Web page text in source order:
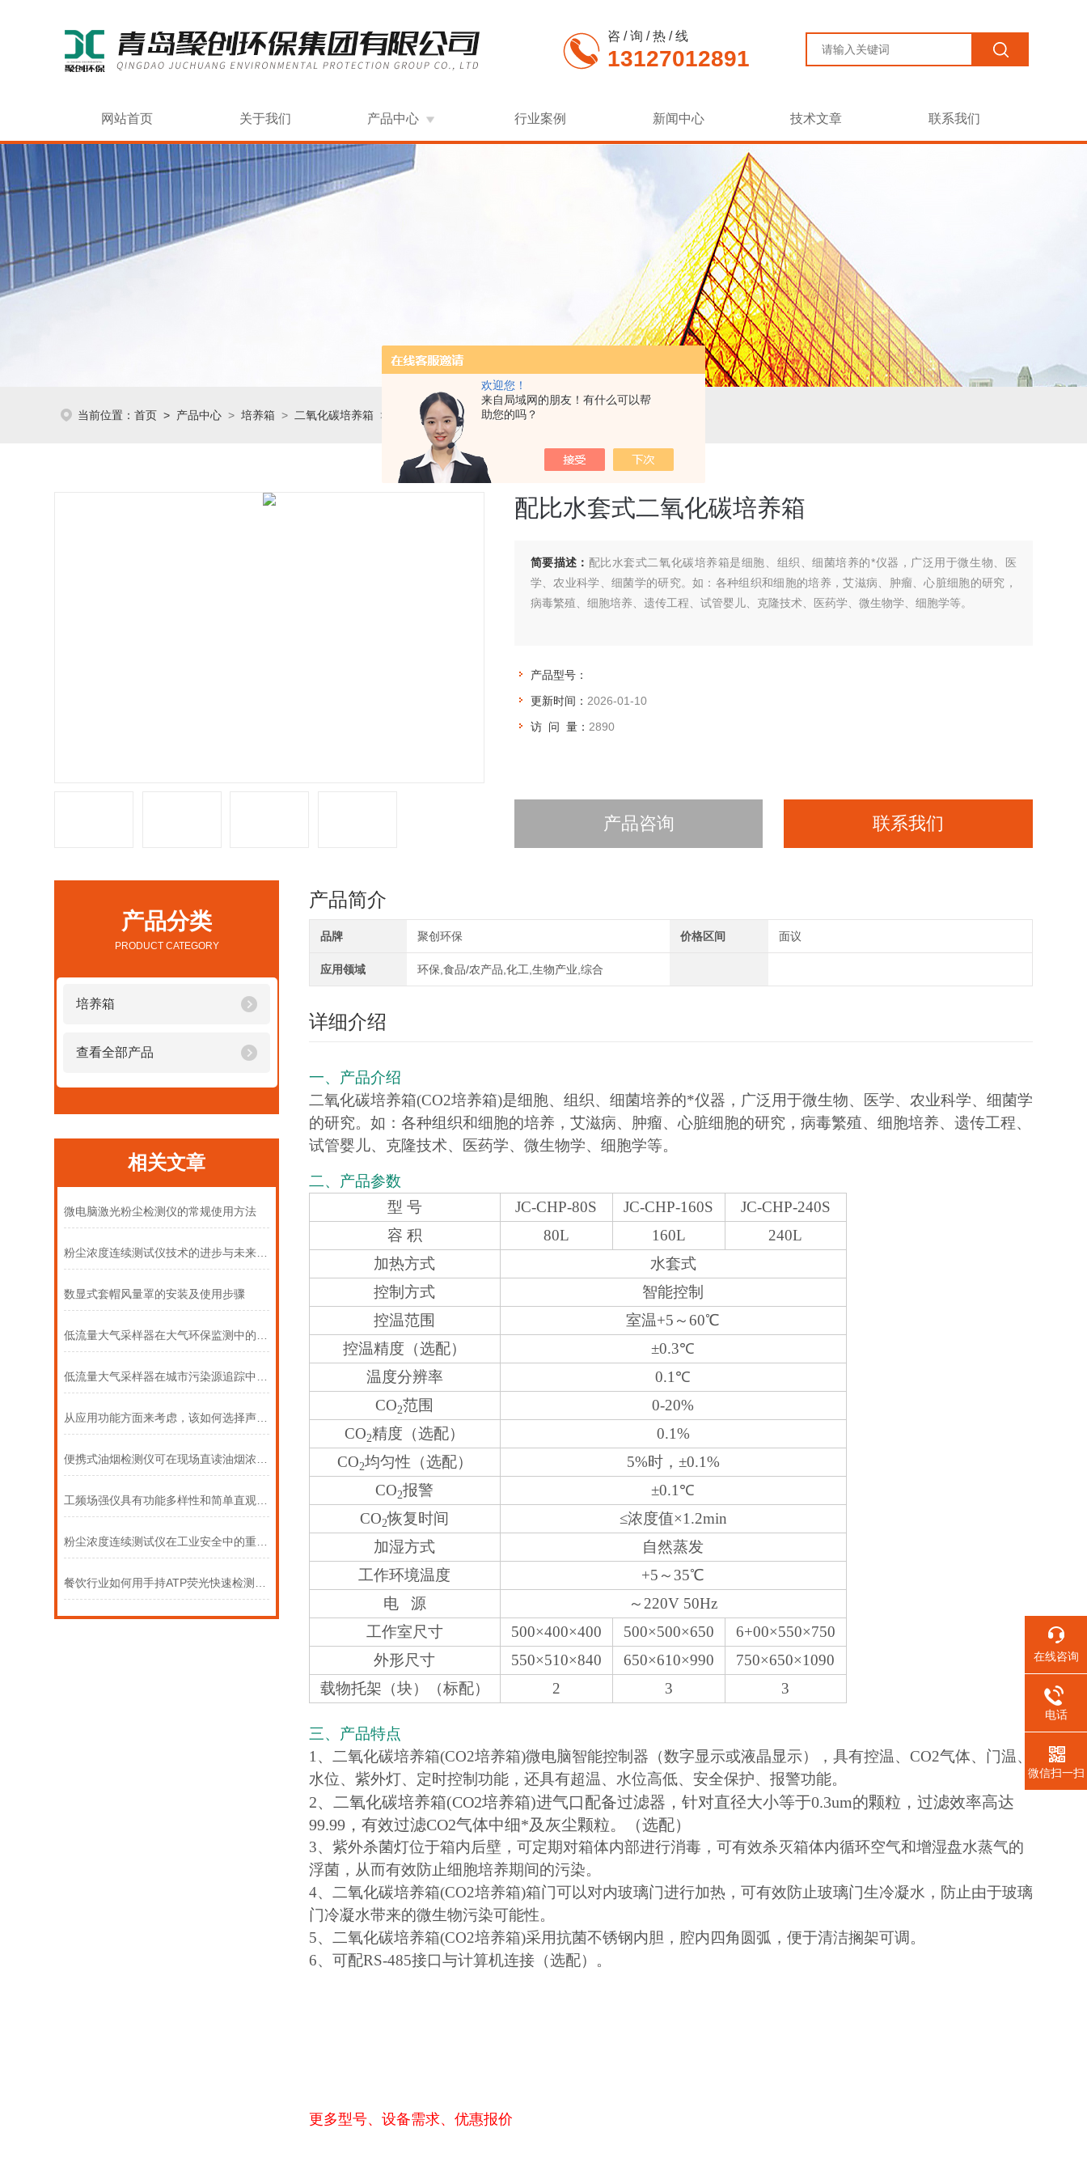
欢迎您！
来自局域网的朋友！有什么可以帮
助您的吗？
咨 / 询 / 热 / 线
13127012891
网站首页 关于我们 产品中心 行业案例 新闻中心 技术文章 联系我们
当前位置： 首页 > 产品中心 > 培养箱 > 二氧化碳培养箱 > 配比水套式二氧化碳培养箱
配比水套式二氧化碳培养箱
简要描述： 配比水套式二氧化碳培养箱是细胞、组织、细菌培养的*仪器，广泛用于微生物、医
学、农业科学、细菌学的研究。如：各种组织和细胞的培养，艾滋病、肿瘤、心脏细胞的研究，
病毒繁殖、细胞培养、遗传工程、试管婴儿、克隆技术、医药学、微生物学、细胞学等。
产品型号：
更新时间： 2026-01-10
访 问 量： 2890
产品咨询 联系我们
产品分类
PRODUCT CATEGORY
培养箱
查看全部产品
相关文章
微电脑激光粉尘检测仪的常规使用方法
数显式套帽风量罩的安装及使用步骤
产品简介
品牌 聚创环保 价格区间 面议
应用领域 环保,食品/农产品,化工,生物产业,综合
详细介绍
一、产品介绍
二氧化碳培养箱(CO2培养箱)是细胞、组织、细菌培养的*仪器，广泛用于微生物、医学、农业科学、细菌学
的研究。如：各种组织和细胞的培养，艾滋病、肿瘤、心脏细胞的研究，病毒繁殖、细胞培养、遗传工程、
试管婴儿、克隆技术、医药学、微生物学、细胞学等。
二、产品参数
型 号
JC-CHP-80S JC-CHP-160S
JC-CHP-240S
容 积
80L 160L
240L
加热方式
水套式
控制方式
智能控制
控温范围
室温+5～60℃
控温精度（选配）
±0.3℃
温度分辨率
0.1℃
CO2范围
0-20%
CO2精度（选配）
0.1%
CO2均匀性（选配）
5%时，±0.1%
CO2报警
±0.1℃
CO2恢复时间
≤浓度值×1.2min
加湿方式
自然蒸发
工作环境温度
+5～35℃
电 源
～220V 50Hz
工作室尺寸
500×400×400 500×500×650
6+00×550×750
外形尺寸
550×510×840 650×610×990
750×650×1090
载物托架（块）（标配）
2 3 3
三、产品特点
1、二氧化碳培养箱(CO2培养箱)微电脑智能控制器（数字显示或液晶显示），具有控温、CO2气体、门温、
水位、紫外灯、定时控制功能，还具有超温、水位高低、安全保护、报警功能。
2、二氧化碳培养箱(CO2培养箱)进气口配备过滤器，针对直径大小等于0.3um的颗粒，过滤效率高达
99.99，有效过滤CO2气体中细*及灰尘颗粒。（选配）
3、紫外杀菌灯位于箱内后壁，可定期对箱体内部进行消毒，可有效杀灭箱体内循环空气和增湿盘水蒸气的
浮菌，从而有效防止细胞培养期间的污染。
4、二氧化碳培养箱(CO2培养箱)箱门可以对内玻璃门进行加热，可有效防止玻璃门生冷凝水，防止由于玻璃
门冷凝水带来的微生物污染可能性。
5、二氧化碳培养箱(CO2培养箱)采用抗菌不锈钢内胆，腔内四角圆弧，便于清洁搁架可调。
6、可配RS-485接口与计算机连接（选配）。
更多型号、设备需求、优惠报价
在线咨询
电话
微信扫一扫